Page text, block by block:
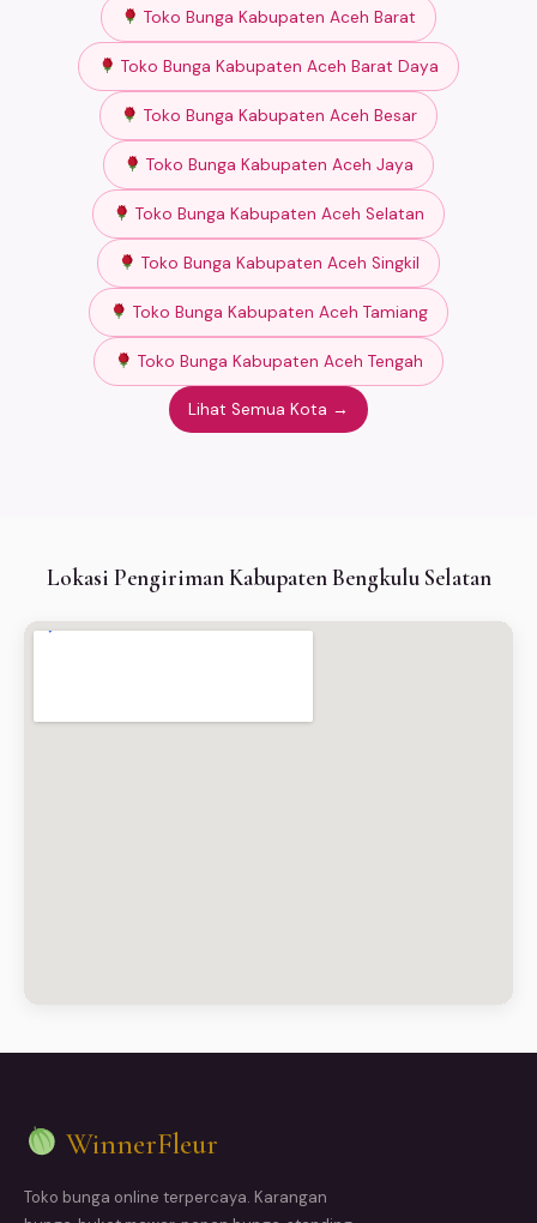
Toko Bunga Kabupaten Aceh Barat
Toko Bunga Kabupaten Aceh Barat Daya
Toko Bunga Kabupaten Aceh Besar
Toko Bunga Kabupaten Aceh Jaya
Toko Bunga Kabupaten Aceh Selatan
Toko Bunga Kabupaten Aceh Singkil
Toko Bunga Kabupaten Aceh Tamiang
Toko Bunga Kabupaten Aceh Tengah
Lihat Semua Kota →
Lokasi Pengiriman Kabupaten Bengkulu Selatan
WinnerFleur
Toko bunga online terpercaya. Karangan